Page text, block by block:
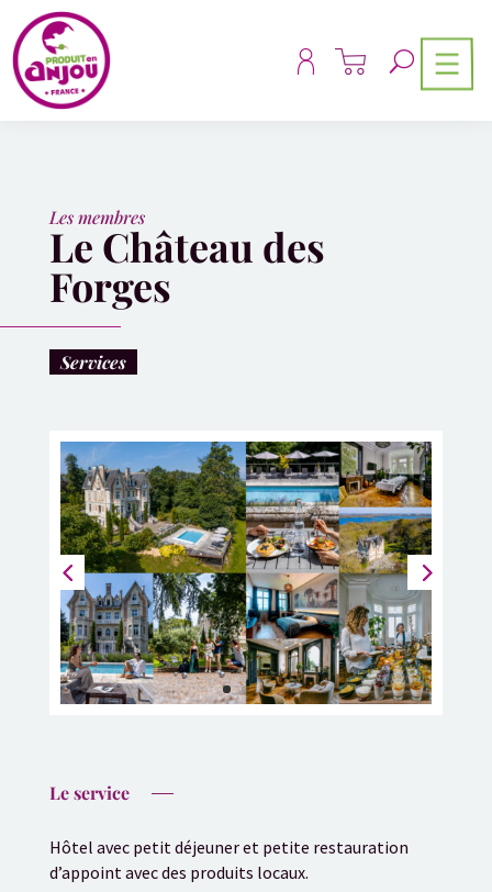
Les membres
Le Château des
Forges
Services
Le service
Hôtel avec petit déjeuner et petite restauration
d’appoint avec des produits locaux.
Panneau de gestion des cookies